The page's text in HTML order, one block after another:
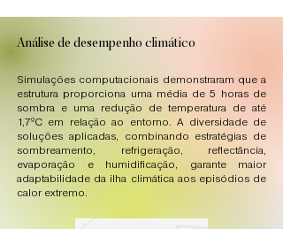
Análise de desempenho climático
Simulações computacionais demonstraram que a
estrutura proporciona uma média de 5 horas de
sombra e uma redução de temperatura de até
1,7ºC em relação ao entorno. A diversidade de
soluções aplicadas, combinando estratégias de
sombreamento, refrigeração, reflectância,
evaporação e humidificação, garante maior
adaptabilidade da ilha climática aos episódios de
calor extremo.